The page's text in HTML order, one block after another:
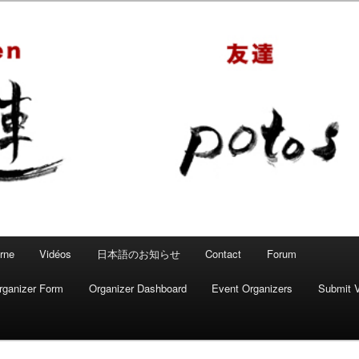
Mahjong convivial
Vidéos 日本語のお知らせ Contact Forum
Form Organizer Dashboard Event Organizers Submit